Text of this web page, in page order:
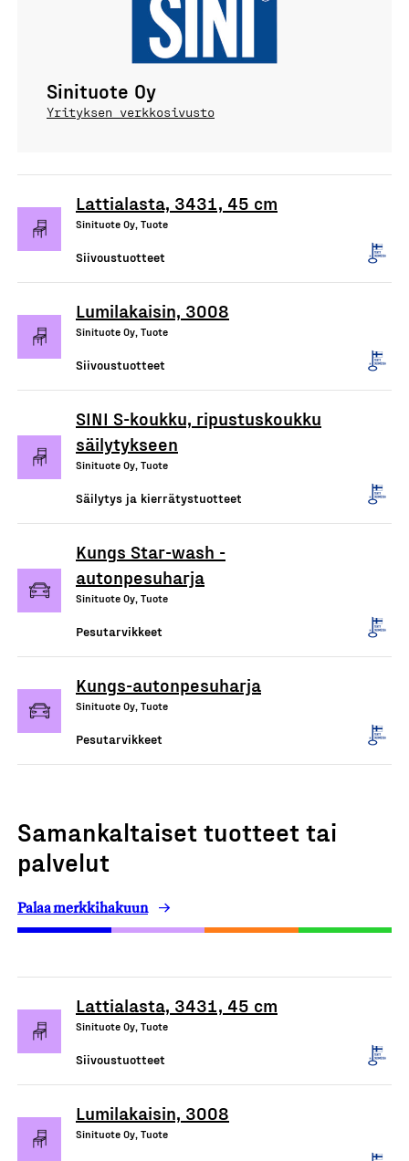
Sinituote Oy
Yrityksen verkkosivusto
Lattialasta, 3431, 45 cm
Sinituote Oy, Tuote
Siivoustuotteet
Lumilakaisin, 3008
Sinituote Oy, Tuote
Siivoustuotteet
SINI S-koukku, ripustuskoukku
säilytykseen
Sinituote Oy, Tuote
Säilytys ja kierrätystuotteet
Kungs Star-wash -
autonpesuharja
Sinituote Oy, Tuote
Pesutarvikkeet
Kungs-autonpesuharja
Sinituote Oy, Tuote
Pesutarvikkeet
Samankaltaiset tuotteet tai
palvelut
Palaa merkkihakuun
Lattialasta, 3431, 45 cm
Sinituote Oy, Tuote
Siivoustuotteet
Lumilakaisin, 3008
Sinituote Oy, Tuote